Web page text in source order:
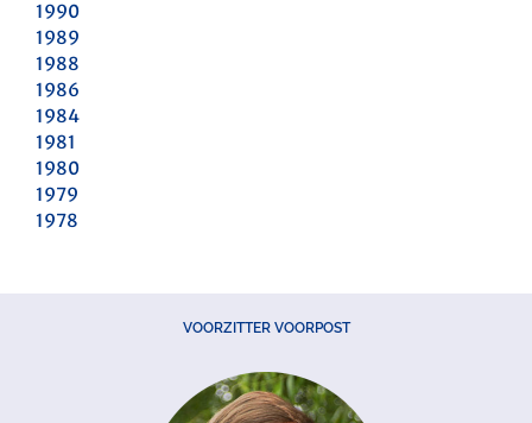
1990
1989
1988
1986
1984
1981
1980
1979
1978
VOORZITTER VOORPOST